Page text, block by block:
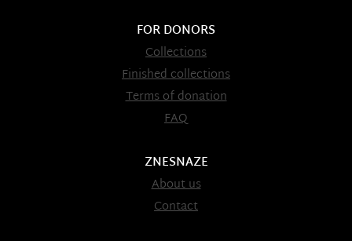
FOR DONORS
Collections
Finished collections
Terms of donation
FAQ
ZNESNAZE
About us
Contact